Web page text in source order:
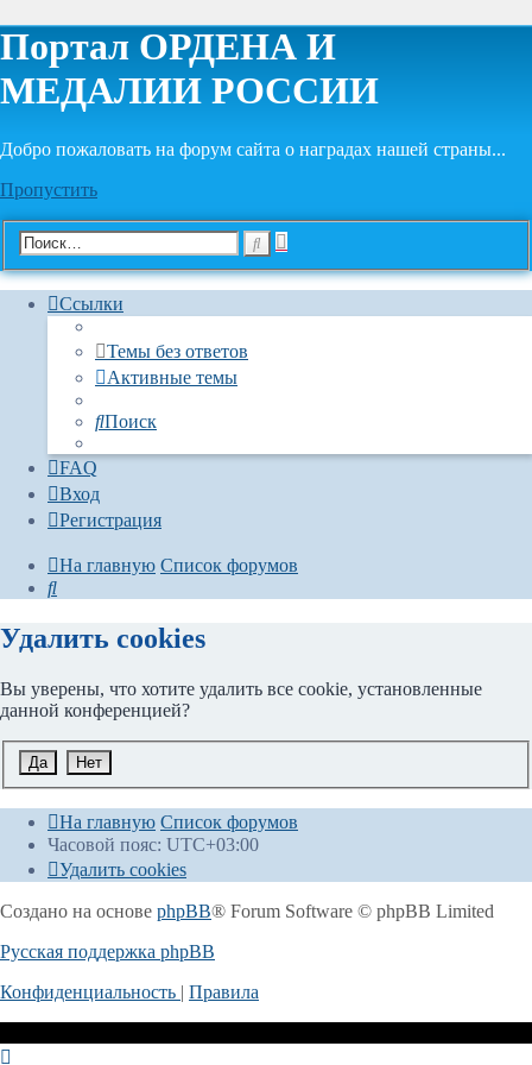
Портал ОРДЕНА И
МЕДАЛИИ РОССИИ
Добро пожаловать на форум сайта о наградах нашей страны...
Пропустить
Расширенный
Ссылки
Темы без ответов
Активные темы
Поиск
FAQ
Вход
Регистрация
На главную Список форумов
Поиск
Удалить cookies
Вы уверены, что хотите удалить все cookie, установленные
данной конференцией?
На главную Список форумов
Часовой пояс: UTC+03:00
Удалить cookies
Создано на основе phpBB® Forum Software © phpBB Limited
Русская поддержка phpBB
Конфиденциальность | Правила